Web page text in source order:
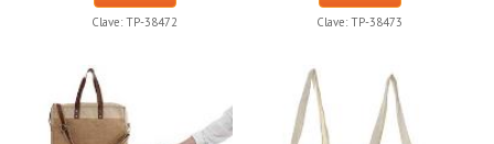
Clave: TP-38472 Clave: TP-38473